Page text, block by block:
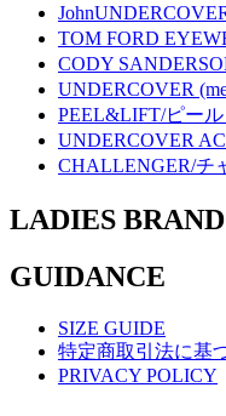
TOM FORD
CODY
UNDERCOVER
PEEL&LIFT/ピール
UNDERCOVER
CHALLENGER/チ
LADIES BRAND
GUIDANCE
SIZE GUIDE
特定商取引法に基
PRIVACY POLICY